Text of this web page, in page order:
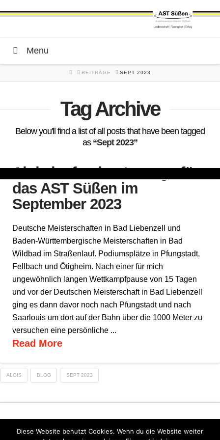
Menu
HOMEBEITRÄGE SEPT 2023
Tag Archive
Below you'll find a list of all posts that have been tagged
as “Sept 2023”
Alois-laufend unterwegs für
das AST Süßen im
September 2023
Deutsche Meisterschaften in Bad Liebenzell und
Baden-Württembergische Meisterschaften in Bad
Wildbad im Straßenlauf. Podiumsplätze in Pfungstadt,
Fellbach und Ötigheim. Nach einer für mich
ungewöhnlich langen Wettkampfpause von 15 Tagen
und vor der Deutschen Meisterschaft in Bad Liebenzell
ging es dann davor noch nach Pfungstadt und nach
Saarlouis um dort auf der Bahn über die 1000 Meter zu
versuchen eine persönliche ...
Read More
ALOIS BLOG SEPT 2023
Diese Website benutzt Cookies. Wenn du die Website weiter